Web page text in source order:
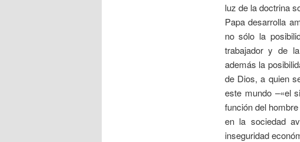
luz de la doctrina
Papa desarrolla
no sólo la
trabajador y de
además la
de Dios, a quien
este mundo –«el
función del
en la sociedad
inseguridad